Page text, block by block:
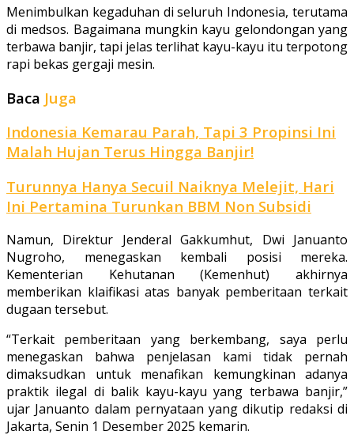
Menimbulkan kegaduhan di seluruh Indonesia, terutama
di medsos. Bagaimana mungkin kayu gelondongan yang
terbawa banjir, tapi jelas terlihat kayu-kayu itu terpotong
rapi bekas gergaji mesin.
Baca Juga
Indonesia Kemarau Parah, Tapi 3 Propinsi Ini
Malah Hujan Terus Hingga Banjir!
Turunnya Hanya Secuil Naiknya Melejit, Hari
Ini Pertamina Turunkan BBM Non Subsidi
Namun, Direktur Jenderal Gakkumhut, Dwi Januanto
Nugroho, menegaskan kembali posisi mereka.
Kementerian Kehutanan (Kemenhut) akhirnya
memberikan klaifikasi atas banyak pemberitaan terkait
dugaan tersebut.
“Terkait pemberitaan yang berkembang, saya perlu
menegaskan bahwa penjelasan kami tidak pernah
dimaksudkan untuk menafikan kemungkinan adanya
praktik ilegal di balik kayu-kayu yang terbawa banjir,”
ujar Januanto dalam pernyataan yang dikutip redaksi di
Jakarta, Senin 1 Desember 2025 kemarin.